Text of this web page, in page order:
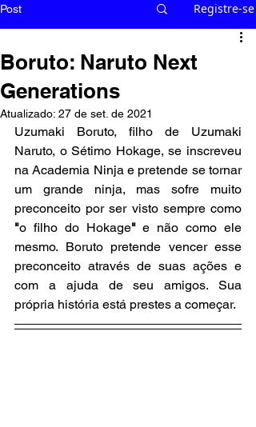
Post Registre-se
Boruto: Naruto Next
Generations
Atualizado: 27 de set. de 2021
Uzumaki Boruto, filho de Uzumaki
Naruto, o Sétimo Hokage, se inscreveu
na Academia Ninja e pretende se tornar
um grande ninja, mas sofre muito
"o filho do Hokage" e não como ele
mesmo. Boruto pretende vencer esse
preconceito através de suas ações e
com a ajuda de seu amigos. Sua
própria história está prestes a começar.